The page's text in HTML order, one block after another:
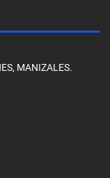
MANIZALES.